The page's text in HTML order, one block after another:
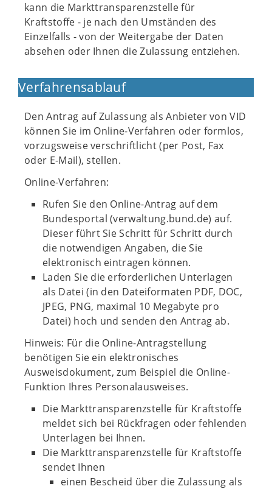
kann die Markttransparenzstelle für
Kraftstoffe - je nach den Umständen des
Einzelfalls - von der Weitergabe der Daten
absehen oder Ihnen die Zulassung entziehen.
Verfahrensablauf
Den Antrag auf Zulassung als Anbieter von VID
können Sie im Online-Verfahren oder formlos,
vorzugsweise verschriftlicht (per Post, Fax
oder E-Mail), stellen.
Online-Verfahren:
Rufen Sie den Online-Antrag auf dem
Bundesportal (verwaltung.bund.de) auf.
Dieser führt Sie Schritt für Schritt durch
die notwendigen Angaben, die Sie
elektronisch eintragen können.
Laden Sie die erforderlichen Unterlagen
als Datei (in den Dateiformaten PDF, DOC,
JPEG, PNG, maximal 10 Megabyte pro
Datei) hoch und senden den Antrag ab.
Hinweis: Für die Online-Antragstellung
benötigen Sie ein elektronisches
Ausweisdokument, zum Beispiel die Online-
Funktion Ihres Personalausweises.
Die Markttransparenzstelle für Kraftstoffe
meldet sich bei Rückfragen oder fehlenden
Unterlagen bei Ihnen.
Die Markttransparenzstelle für Kraftstoffe
sendet Ihnen
einen Bescheid über die Zulassung als